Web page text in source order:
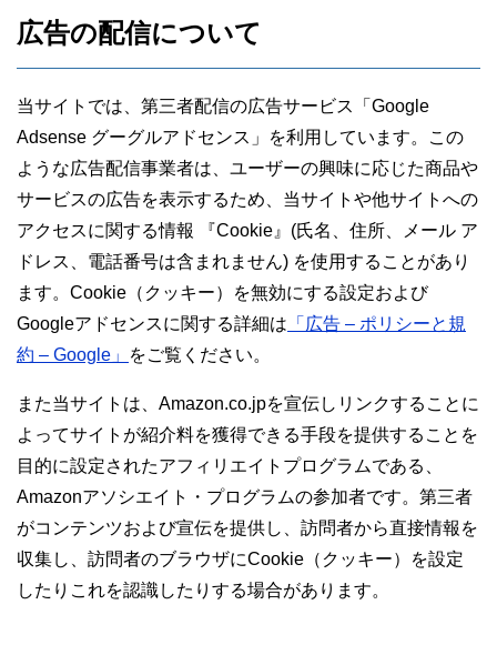
広告の配信について
当サイトでは、第三者配信の広告サービス「Google
Adsense グーグルアドセンス」を利用しています。この
ような広告配信事業者は、ユーザーの興味に応じた商品や
サービスの広告を表示するため、当サイトや他サイトへの
アクセスに関する情報 『Cookie』(氏名、住所、メール ア
ドレス、電話番号は含まれません) を使用することがあり
ます。Cookie（クッキー）を無効にする設定および
Googleアドセンスに関する詳細は 「広告 – ポリシーと規
約 – Google」
をご覧ください。
また当サイトは、Amazon.co.jpを宣伝しリンクすることに
よってサイトが紹介料を獲得できる手段を提供することを
目的に設定されたアフィリエイトプログラムである、
Amazonアソシエイト・プログラムの参加者です。第三者
がコンテンツおよび宣伝を提供し、訪問者から直接情報を
収集し、訪問者のブラウザにCookie（クッキー）を設定
したりこれを認識したりする場合があります。